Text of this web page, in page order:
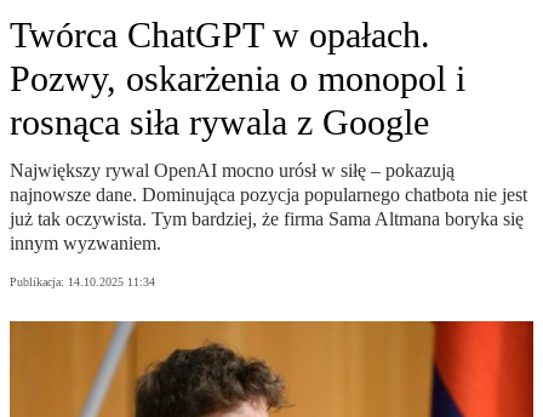
Twórca ChatGPT w opałach.
Pozwy, oskarżenia o monopol i
rosnąca siła rywala z Google
Największy rywal OpenAI mocno urósł w siłę – pokazują
najnowsze dane. Dominująca pozycja popularnego chatbota nie jest
już tak oczywista. Tym bardziej, że firma Sama Altmana boryka się
innym wyzwaniem.
Publikacja: 14.10.2025 11:34